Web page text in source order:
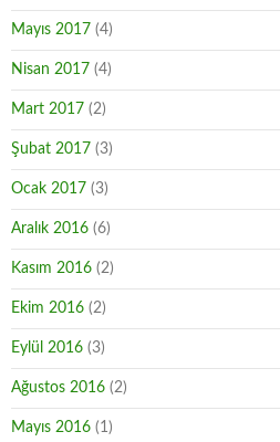
Mayıs 2017 (4)
Nisan 2017 (4)
Mart 2017 (2)
Şubat 2017 (3)
Ocak 2017 (3)
Aralık 2016 (6)
Kasım 2016 (2)
Ekim 2016 (2)
Eylül 2016 (3)
Ağustos 2016 (2)
Mayıs 2016 (1)